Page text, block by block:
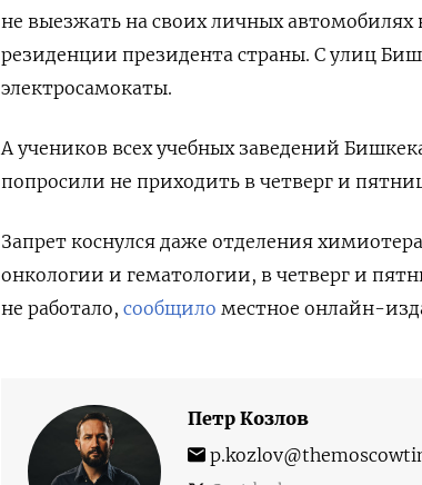
не выезжать на своих личных автомобилях
резиденции президента страны. С улиц
электросамокаты.
А учеников всех учебных заведений
попросили не приходить в четверг и
Запрет коснулся даже отделения
онкологии и гематологии, в четверг и
не работало, сообщило местное онлайн-
Петр Козлов